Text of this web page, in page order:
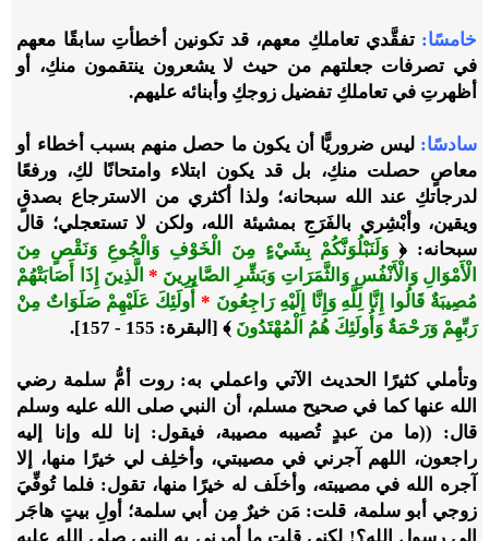
خامسًا: تفقَّدي تعاملكِ معهم، قد تكونين أخطأتِ سابقًا معهم
في تصرفات جعلتهم من حيث لا يشعرون ينتقمون منكِ، أو
أظهرتِ في تعاملكِ تفضيل زوجكِ وأبنائه عليهم.
سادسًا:ليس ضروريًّا أن يكون ما حصل منهم بسبب أخطاء أو
معاصٍ حصلت منكِ، بل قد يكون ابتلاء وامتحانًا لكِ، ورفعًا
لدرجاتكِ عند الله سبحانه؛ ولذا أكثري من الاسترجاع بصدقٍ
ويقين، وأبْشِري بالفَرَجِ بمشيئة الله، ولكن لا تستعجلي؛ قال
سبحانه: ﴿ وَلَنَبْلُوَنَّكُمْ بِشَيْءٍ مِنَ الْخَوْفِ وَالْجُوعِ وَنَقْصٍ مِنَ
الْأَمْوَالِ وَالْأَنْفُسِ وَالثَّمَرَاتِ وَبَشِّرِ الصَّابِرِينَ *الَّذِينَ إِذَا أَصَابَتْهُمْ
مُصِيبَةٌ قَالُوا إِنَّا لِلَّهِ وَإِنَّا إِلَيْهِ رَاجِعُونَ * أُولَئِكَ عَلَيْهِمْ صَلَوَاتٌ مِنْ
رَبِّهِمْ وَرَحْمَةٌ وَأُولَئِكَ هُمُ الْمُهْتَدُونَ ﴾ [البقرة: 155 - 157].
وتأملي كثيرًا الحديث الآتي واعملي به: روت أمُّ سلمة رضي
الله عنها كما في صحيح مسلم، أن النبي صلى الله عليه وسلم
قال: ((ما من عبدٍ تُصيبه مصيبة، فيقول: إنا لله وإنا إليه
راجعون، اللهم آجرني في مصيبتي، وأخلِف لي خيرًا منها، إلا
آجره الله في مصيبته، وأخلَف له خيرًا منها، تقول: فلما تُوفِّيَ
زوجي أبو سلمة، قلت: مَن خيرٌ مِن أبي سلمة؛ أولِ بيتٍ هاجَر